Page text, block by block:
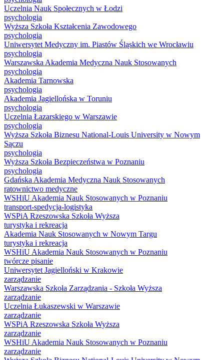
Uczelnia Nauk Społecznych w Łodzi
psychologia
Wyższa Szkoła Kształcenia Zawodowego
psychologia
Uniwersytet Medyczny im. Piastów Śląskich we Wrocławiu
psychologia
Warszawska Akademia Medyczna Nauk Stosowanych
psychologia
Akademia Tarnowska
psychologia
Akademia Jagiellońska w Toruniu
psychologia
Uczelnia Łazarskiego w Warszawie
psychologia
Wyższa Szkoła Biznesu National-Louis University w Nowym
Sączu
psychologia
Wyższa Szkoła Bezpieczeństwa w Poznaniu
psychologia
Gdańska Akademia Medyczna Nauk Stosowanych
ratownictwo medyczne
WSHiU Akademia Nauk Stosowanych w Poznaniu
transport-spedycja-logistyka
WSPiA Rzeszowska Szkoła Wyższa
turystyka i rekreacja
Akademia Nauk Stosowanych w Nowym Targu
turystyka i rekreacja
WSHiU Akademia Nauk Stosowanych w Poznaniu
twórcze pisanie
Uniwersytet Jagielloński w Krakowie
zarządzanie
Warszawska Szkoła Zarządzania - Szkoła Wyższa
zarządzanie
Uczelnia Łukaszewski w Warszawie
zarządzanie
WSPiA Rzeszowska Szkoła Wyższa
zarządzanie
WSHiU Akademia Nauk Stosowanych w Poznaniu
zarządzanie